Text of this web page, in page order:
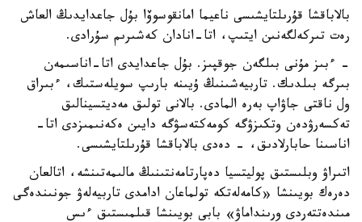
بالاباقشا قۇرىلتايشىسى ناعيما امانقوسوۆا بۇل جاعدايدىڭ العاش
رەت تىركەلگەنىن ايتىپ، اتا-انادان كەشىرىم سۇرادى.
- ءبىز مۇنى بىلگەن جوقپىز. بۇل جاعدايدى اتا-اناسىمەن
بىرگە بىلدىك. تاربيەشىنىڭ ۇيىنە بارىپ سويلەستىك، ءبىراق
ول ناقتى جاۋاپ بەرە المادى. بالانى تولىق مەديتسينالىق
تەكسەرۋدەن وتكىزۋگە كومەكتەسۋگە دايىن ەكەنىمىزدى اتا-
اناسىنا حابارلادىق، - دەدى بالاباقشا قۇرىلتايشىسى.
اتىراۋ وبلىستىق پوليتسيا دەپارتامەنتىنىڭ مالىمەتىنشە، اتالعان
دەرەك بويىنشا «كامەلەتكە تولماعان ادامدى تاربيەلەۋ جونىندەگى
مىندەتتەردى ورىنداماۋ» بابى بويىنشا قىلمىستىق ءىس